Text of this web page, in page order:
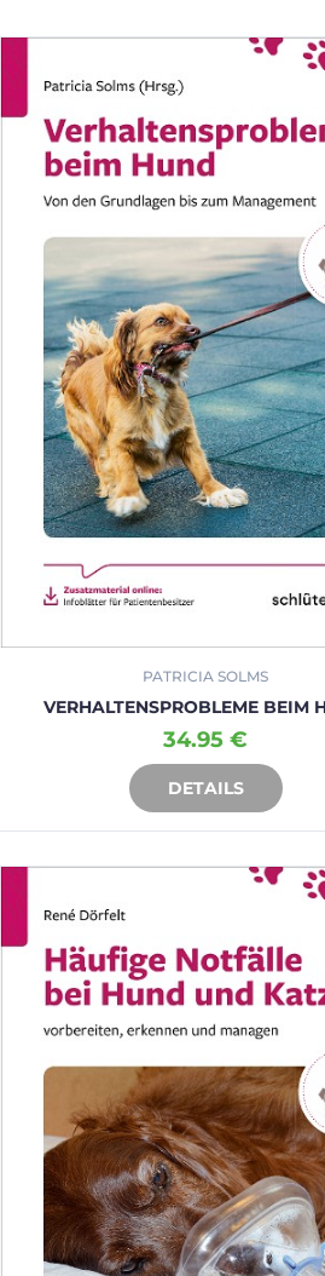
PATRICIA SOLMS
VERHALTENSPROBLEME BEIM
34.95 €
DETAILS
IN DEN WARENKORB